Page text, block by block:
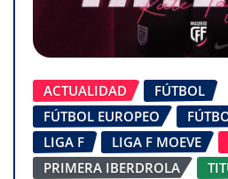
ACTUALIDAD
FÚTBOL
FÚTBOL EUROPEO
LIGA F
LIGA F MOEVE
PRIMERA IBERDROLA